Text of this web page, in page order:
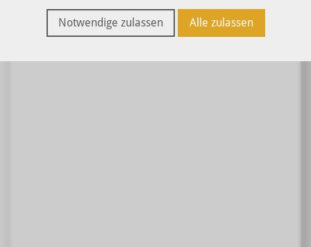
Notwendige zulassen Alle zulassen